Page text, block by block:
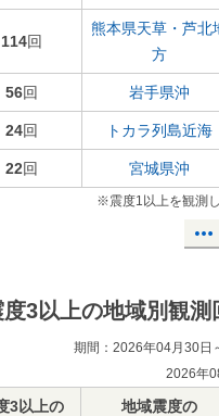
114回
熊本県天草・芦北
方
56回 岩手県沖
24回 トカラ列島近海
22回 宮城県沖
※震度1以上を観測
度3以上の地域別観測
期間：2026年04月30日
2026年
3以上の
地域震度の